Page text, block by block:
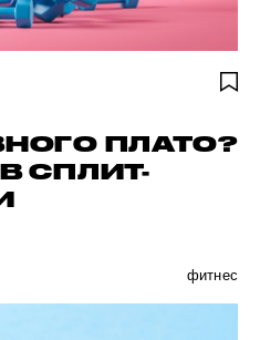
ПЛАТО?
СПЛИТ-
фитнес